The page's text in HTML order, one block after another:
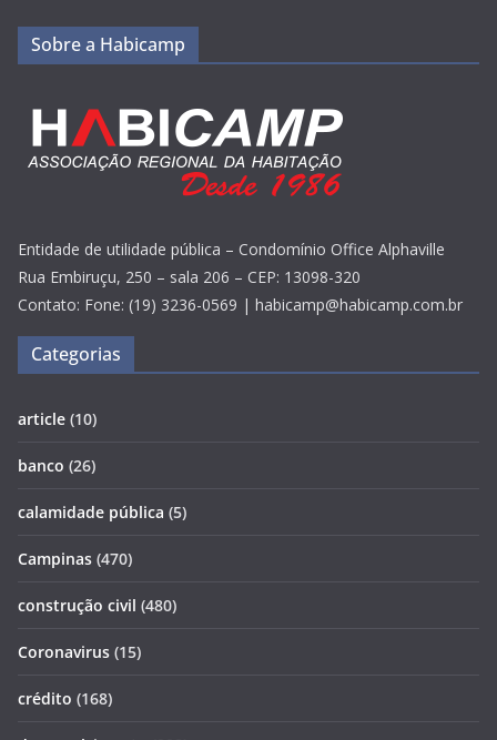
Sobre a Habicamp
Entidade de utilidade pública – Condomínio Office Alphaville
Rua Embiruçu, 250 – sala 206 – CEP: 13098-320
Contato: Fone: (19) 3236-0569 | habicamp@habicamp.com.br
Categorias
article (10)
banco (26)
calamidade pública (5)
Campinas (470)
construção civil (480)
Coronavirus (15)
crédito (168)